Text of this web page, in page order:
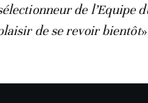
de l’Equipe
de se revoir bientôt